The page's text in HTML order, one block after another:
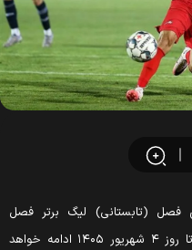
فصل (تابستانی) لیگ برتر فصل
۱۴۰۶-۱۴۰۵ از ۳۱ خرداد آغاز می‌شود و تا روز ۴ شهریور ۱۴۰۵ ادامه خواهد